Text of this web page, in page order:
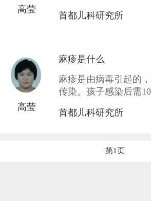
高莹
伴发抽搐，可用冰枕给
首都儿科研究所
高莹
麻疹是什么
麻疹是由病毒引起的
传染。孩子感染后需
宝玩耍。大多数妈妈
首都儿科研究所
第1页